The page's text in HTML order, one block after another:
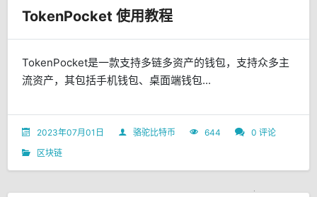
TokenPocket 使用教程
TokenPocket是一款支持多链多资产的钱包，支持众多主
流资产，其包括手机钱包、桌面端钱包...
2023年07月01日 骆驼比特币 644
0 评论
区块链